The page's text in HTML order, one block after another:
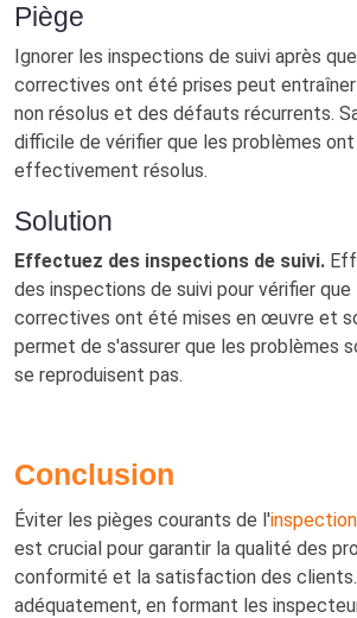
Piège
Ignorer les inspections de suivi après
correctives ont été prises peut
non résolus et des défauts récurrents.
difficile de vérifier que les problèmes
effectivement résolus.
Solution
Effectuez des inspections de suivi.
des inspections de suivi pour vérifier
correctives ont été mises en œuvre et
permet de s'assurer que les problèmes
se reproduisent pas.
Conclusion
Éviter les pièges courants de l'
est crucial pour garantir la qualité des
conformité et la satisfaction des clients.
adéquatement, en formant les